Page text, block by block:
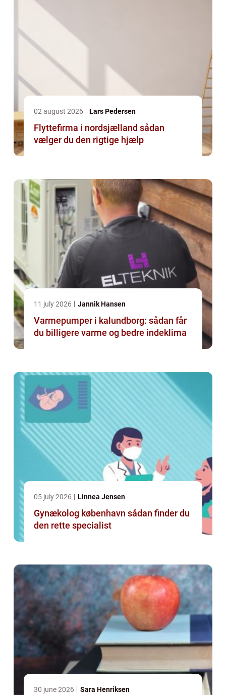
02 august 2026 Lars Pedersen
Flyttefirma i nordsjælland sådan
vælger du den rigtige hjælp
11 july 2026 Jannik Hansen
Varmepumper i kalundborg: sådan får
du billigere varme og bedre indeklima
05 july 2026 Linnea Jensen
Gynækolog københavn sådan finder du
den rette specialist
30 june 2026 Sara Henriksen